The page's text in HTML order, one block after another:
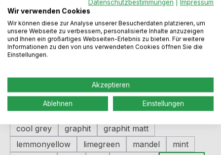
Regulärer Preis:
188,99 €
Preise inkl. MwSt. zzgl. Versandkosten
Sofort verfügbar, Lieferzeit: 2-5 Werktage
Farbeauswählen
cool grey
graphit
graphit matt
lemmonyellow
limegreen mandel
mint
Datenschutzbestimmungen
Impressum
Wir verwenden Cookies
Wir können diese zur Analyse unserer Besucherdaten platzieren, um
unsere Webseite zu verbessern, personalisierte Inhalte anzuzeigen
und Ihnen ein großartiges Webseiten-Erlebnis zu bieten. Für weitere
Informationen zu den von uns verwendeten Cookies öffnen Sie die
Einstellungen.
Akzeptieren
Ablehnen Einstellungen